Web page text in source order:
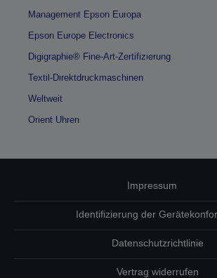
Management Epson Europa
Epson Europe Electronics
Digigraphie® Fine-Art-Zertifizierung
Textil-Direktdruckmaschinen
Weltweit
Orient Uhren
Impressum
Identifizierung der
Datenschutzrichtlinie
Vertrag widerrufen